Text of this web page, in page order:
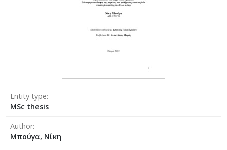
Entity type
MSc thesis
Author
Μπούγα, Νίκη